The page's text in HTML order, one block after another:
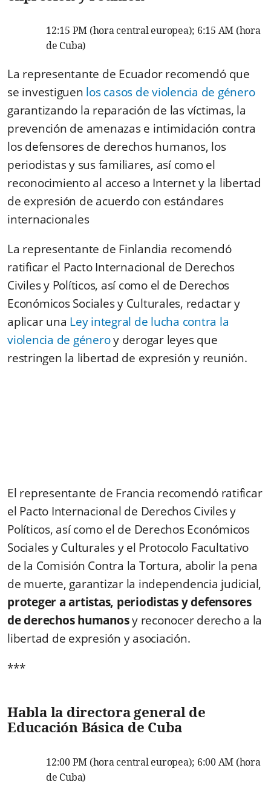
12:15 PM (hora central europea); 6:15 AM (hora
de Cuba)
La representante de Ecuador recomendó que
se investiguen los casos de violencia de género
garantizando la reparación de las víctimas, la
prevención de amenazas e intimidación contra
los defensores de derechos humanos, los
periodistas y sus familiares, así como el
reconocimiento al acceso a Internet y la libertad
de expresión de acuerdo con estándares
internacionales
La representante de Finlandia recomendó
ratificar el Pacto Internacional de Derechos
Civiles y Políticos, así como el de Derechos
Económicos Sociales y Culturales, redactar y
aplicar una Ley integral de lucha contra la
violencia de géneroy derogar leyes que
restringen la libertad de expresión y reunión.
El representante de Francia recomendó ratificar
el Pacto Internacional de Derechos Civiles y
Políticos, así como el de Derechos Económicos
Sociales y Culturales y el Protocolo Facultativo
de la Comisión Contra la Tortura, abolir la pena
de muerte, garantizar la independencia judicial,
proteger a artistas, periodistas y defensores
de derechos humanosy reconocer derecho a la
libertad de expresión y asociación.
***
Habla la directora general de
Educación Básica de Cuba
12:00 PM (hora central europea); 6:00 AM (hora
de Cuba)